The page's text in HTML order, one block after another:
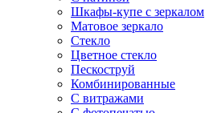
Шкафы-купе с зеркалом
Матовое зеркало
Стекло
Цветное стекло
Пескоструй
Комбинированные
С витражами